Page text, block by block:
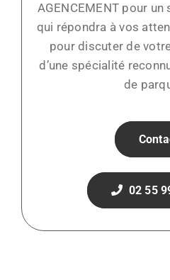
AGENCEMENT pour
qui répondra à vos
pour discuter de
d’une spécialité
de
02 55